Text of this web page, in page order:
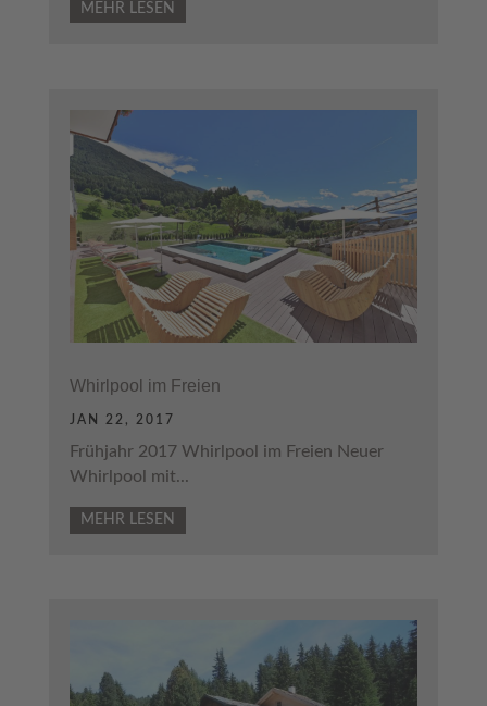
MEHR LESEN
Whirlpool im Freien
JAN 22, 2017
Frühjahr 2017 Whirlpool im Freien Neuer
Whirlpool mit...
MEHR LESEN